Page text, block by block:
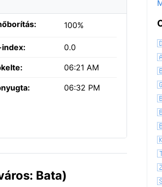
100%
0.0
06:21 AM
06:32 PM
Bata)